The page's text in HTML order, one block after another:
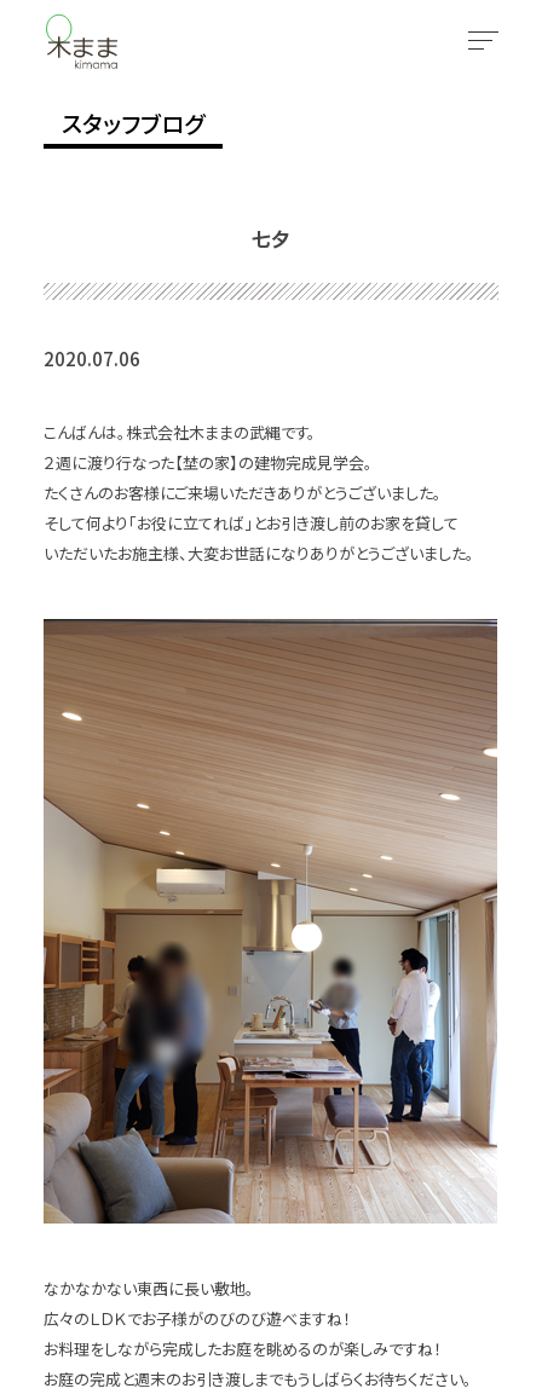
スタッフブログ
七夕
2020.07.06
こんばんは。株式会社木ままの武縄です。
２週に渡り行なった【埜の家】の建物完成見学会。
たくさんのお客様にご来場いただきありがとうございました。
そして何より「お役に立てれば」とお引き渡し前のお家を貸して
いただいたお施主様、大変お世話になりありがとうございました。
なかなかない東西に長い敷地。
広々のＬＤＫでお子様がのびのび遊べますね！
お料理をしながら完成したお庭を眺めるのが楽しみですね！
お庭の完成と週末のお引き渡しまでもうしばらくお待ちください。